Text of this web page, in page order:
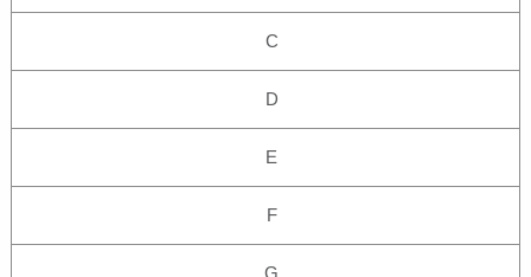
C
D
E
F